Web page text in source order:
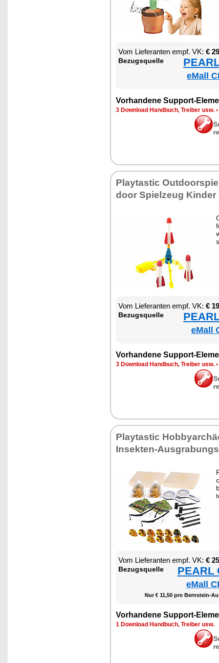
Vom Lie­fe­ran­ten empf. VK: €
Be­zugs­quel­le
eMall
Vor­han­de­ne Sup­port-
3 Down­load Hand­buch, Trei­ber usw. •
Play­tas­tic
door Spiel­zeug Kin­der
Vom Lie­fe­ran­ten empf. VK: €
Be­zugs­quel­le
eMall
Vor­han­de­ne Sup­port-
3 Down­load Hand­buch, Trei­ber usw. •
Play­tas­tic
In­sek­ten-
Vom Lie­fe­ran­ten empf. VK: €
Be­zugs­quel­le PEARL
eMall
Nur € 11,50 pro Bern­stein-
Vor­han­de­ne Sup­port-
1 Down­load Hand­buch, Trei­ber usw.